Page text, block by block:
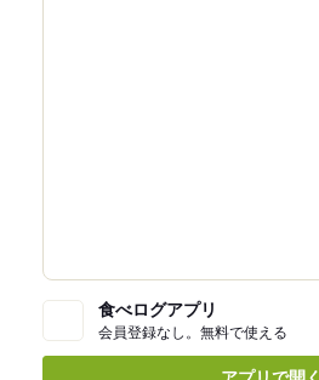
食べログアプリ
会員登録なし。無料で使える